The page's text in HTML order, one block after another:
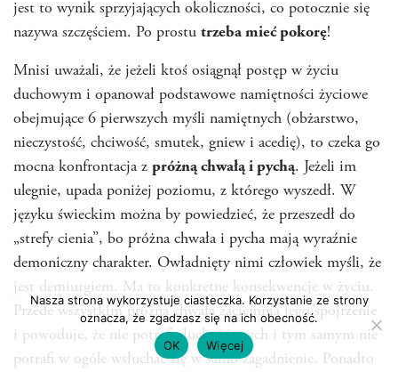
jest to wynik sprzyjających okoliczności, co potocznie się
nazywa szczęściem. Po prostu trzeba mieć pokorę!
Mnisi uważali, że jeżeli ktoś osiągnął postęp w życiu
duchowym i opanował podstawowe namiętności życiowe
obejmujące 6 pierwszych myśli namiętnych (obżarstwo,
nieczystość, chciwość, smutek, gniew i acedię), to czeka go
mocna konfrontacja z próżną chwałą i pychą. Jeżeli im
ulegnie, upada poniżej poziomu, z którego wyszedł. W
języku świeckim można by powiedzieć, że przeszedł do
„strefy cienia”, bo próżna chwała i pycha mają wyraźnie
demoniczny charakter. Owładnięty nimi człowiek myśli, że
jest demiurgiem. Ma to konkretne konsekwencje w życiu.
Przede wszystkim próżna chwała zaciemnia jego spojrzenie
i powoduje, że nie potrafi słuchać innych i tym samym nie
potrafi w ogóle wsłuchać się w samo zagadnienie. Ponadto
Nasza strona wykorzystuje ciasteczka. Korzystanie ze strony
oznacza, że zgadzasz się na ich obecność.
OK
Więcej